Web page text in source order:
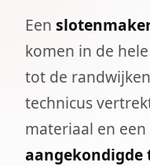
Een
komen in de
tot de
technicus
materiaal en een
aangekondigde